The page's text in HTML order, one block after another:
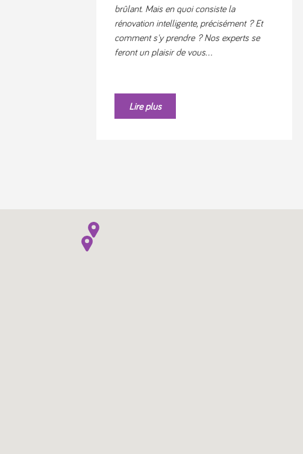
brûlant. Mais en quoi consiste la
rénovation intelligente, précisément ? Et
comment s'y prendre ? Nos experts se
feront un plaisir de vous...
Lire plus